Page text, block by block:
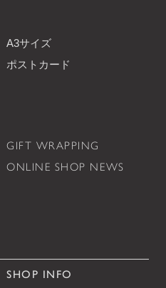
A3サイズ
ポストカード
GIFT WRAPPING
ONLINE SHOP NEWS
SHOP INFO